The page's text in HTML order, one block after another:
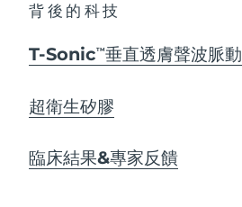
背後的科技
T-SonicTM 垂直透膚聲波脈動
超衛生矽膠
臨床結果&專家反饋